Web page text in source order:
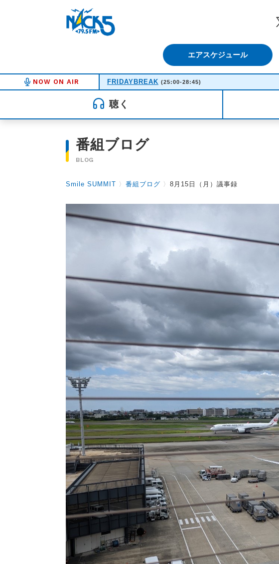
エアスケジュール
NOW ON AIR FRIDAYBREAK (25:00-28:45)
聴く
番組ブログ
BLOG
Smile SUMMIT 〉 番組ブログ 〉 8月15日（月）議事録